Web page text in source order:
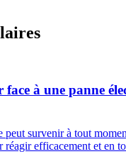
face à une panne
peut survenir à tout
réagir efficacement et en